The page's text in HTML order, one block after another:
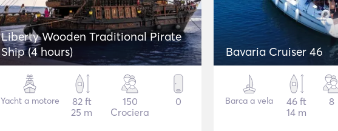
Liberty Wooden Traditional Pirate
Ship (4 hours)
Yacht a motore
82 ft
25 m
150
Crociera
0
Bavaria Cruiser 46
Barca a vela
46 ft
14 m
8